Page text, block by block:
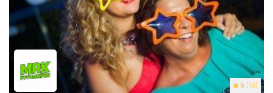
5 (10)